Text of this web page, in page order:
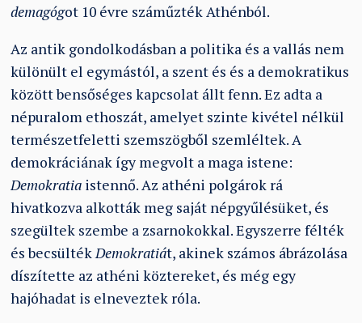
demagógot 10 évre száműzték Athénból.
Az antik gondolkodásban a politika és a vallás nem
különült el egymástól, a szent és és a demokratikus
között bensőséges kapcsolat állt fenn. Ez adta a
népuralom ethoszát, amelyet szinte kivétel nélkül
természetfeletti szemszögből szemléltek. A
demokráciának így megvolt a maga istene:
Demokratia istennő. Az athéni polgárok rá
hivatkozva alkották meg saját népgyűlésüket, és
szegültek szembe a zsarnokokkal. Egyszerre félték
és becsültékDemokratiát, akinek számos ábrázolása
díszítette az athéni köztereket, és még egy
hajóhadat is elneveztek róla.